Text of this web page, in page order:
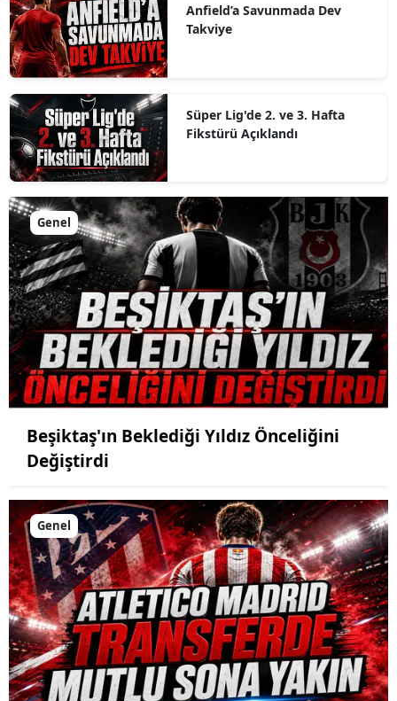
Anfield’a Savunmada Dev
Takviye
Süper Lig'de 2. ve 3. Hafta
Fikstürü Açıklandı
Genel
Beşiktaş'ın Beklediği Yıldız Önceliğini
Değiştirdi
Genel